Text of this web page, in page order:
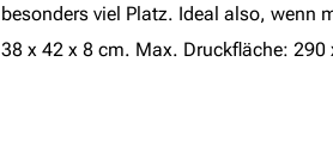
besonders viel Platz. Ideal also, wenn
38 x 42 x 8 cm. Max. Druckfläche: 290